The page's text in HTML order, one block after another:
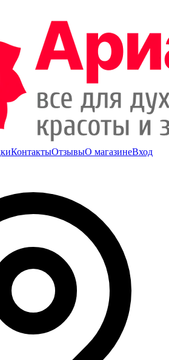
КонтактыОтзывыО магазинеВход